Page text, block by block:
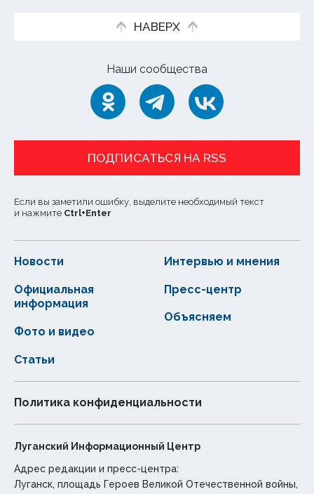
НАВЕРХ
Наши сообщества
ПОДПИСАТЬСЯ НА RSS
Если вы заметили ошибку, выделите необходимый текст
и нажмите Ctrl+Enter
Новости
Статьи
Официальная
информация
Интервью и мнения
Фото и видео
Пресс-центр
Объясняем
Политика конфиденциальности
Луганский Информационный Центр
Адрес редакции и пресс-центра:
Луганск, площадь Героев Великой Отечественной войны,